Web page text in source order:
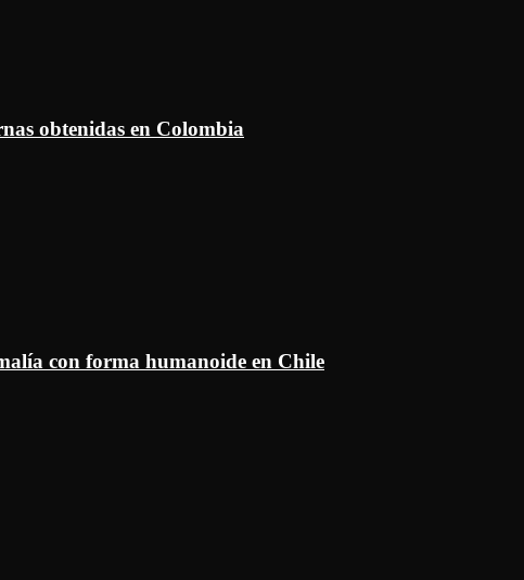
obtenidas en Colombia
con forma humanoide en Chile